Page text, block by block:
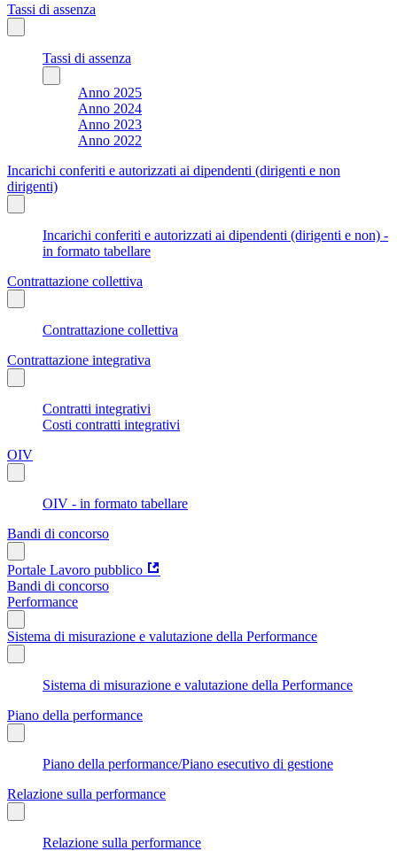
Tassi di assenza
Tassi di assenza
Anno 2025
Anno 2024
Anno 2023
Anno 2022
Incarichi conferiti e autorizzati ai dipendenti (dirigenti e non
dirigenti)
Incarichi conferiti e autorizzati ai dipendenti (dirigenti e non) -
in formato tabellare
Contrattazione collettiva
Contrattazione collettiva
Contrattazione integrativa
Contratti integrativi
Costi contratti integrativi
OIV
OIV - in formato tabellare
Bandi di concorso
Portale Lavoro pubblico
Bandi di concorso
Performance
Sistema di misurazione e valutazione della Performance
Sistema di misurazione e valutazione della Performance
Piano della performance
Piano della performance/Piano esecutivo di gestione
Relazione sulla performance
Relazione sulla performance